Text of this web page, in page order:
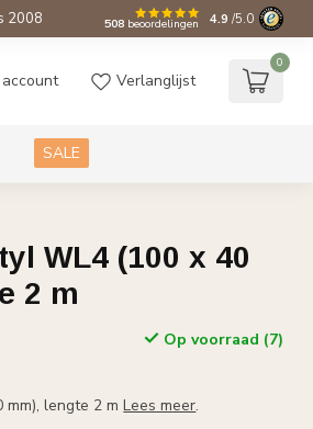
2008 508 beoordelingen 4.9 /5.0
Verlanglijst
0
SALE
WL4 (100 x 40
2 m
Op voorraad (7)
mm), lengte 2 mLees meer.